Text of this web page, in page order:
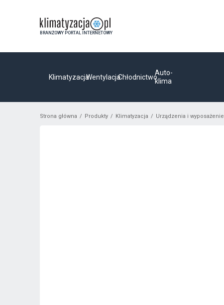
BRANŻOWY PORTAL INTERNETOWY
KlimatyzacjaWentylacjaChłodnictwo
Auto-
klima
Strona główna Produkty Klimatyzacja Urządzenia i wyposażenie